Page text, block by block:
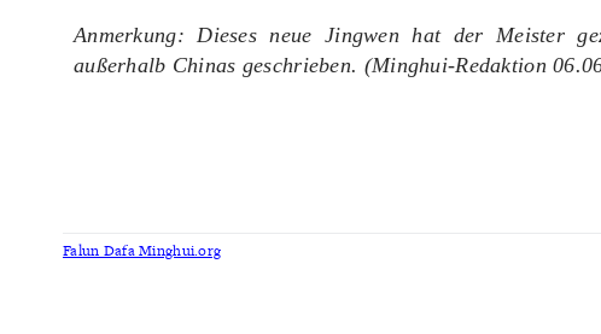
Anmerkung: Dieses neue Jingwen hat der Meister
außerhalb Chinas geschrieben. (Minghui-Redaktion
Falun Dafa Minghui.org